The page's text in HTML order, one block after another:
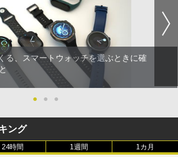
る、スマートウォッチを選ぶときに確
● ● ●
ング
24時間 1週間 1カ月